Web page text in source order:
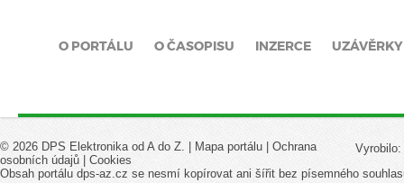
O PORTÁLU O ČASOPISU INZERCE UZÁVĚRKY
Vyrobilo:
© 2026 DPS Elektronika od A do Z. | Mapa portálu
Ochrana
osobních údajů
Cookies
Obsah portálu dps-az.cz se nesmí kopírovat ani šířit bez písemného